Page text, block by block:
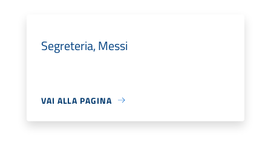
Segreteria, Messi
VAI ALLA PAGINA